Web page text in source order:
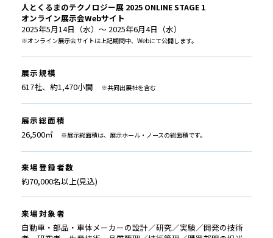
人とくるまのテクノロジー展 2025 ONLINE STAGE 1
オンライン展示会Webサイト
2025年5月14日（水）～ 2025年6月4日（水）
※オンライン展示会サイトは上記期間中、Webにて公開します。
展示規模
617社、約1,470小間
※共同出展社を含む
展示総面積
26,500㎡
※展示総面積は、展示ホール・ノースの総面積です。
来場登録者数
約70,000名以上(見込)
来場対象者
自動車・部品・車体メーカーの設計／研究／実験／開発の技術